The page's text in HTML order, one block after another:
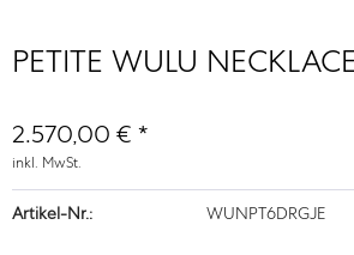
PETITE WULU
2.570,00 € *
inkl. MwSt.
Artikel-Nr.: WUNPT6DRGJE